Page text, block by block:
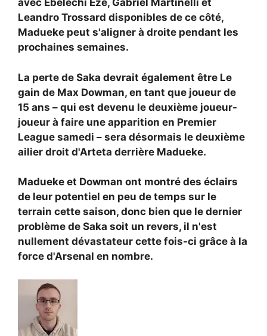
avec Ebelechi Eze, Gabriel Martinelli et
Leandro Trossard disponibles de ce côté,
Madueke peut s'aligner à droite pendant les
prochaines semaines.
La perte de Saka devrait également être Le
gain de Max Dowman, en tant que joueur de
15 ans – qui est devenu le deuxième joueur-
joueur à faire une apparition en Premier
League samedi – sera désormais le deuxième
ailier droit d'Arteta derrière Madueke.
Madueke et Dowman ont montré des éclairs
de leur potentiel en peu de temps sur le
terrain cette saison, donc bien que le dernier
problème de Saka soit un revers, il n'est
nullement dévastateur cette fois-ci grâce à la
force d'Arsenal en nombre.